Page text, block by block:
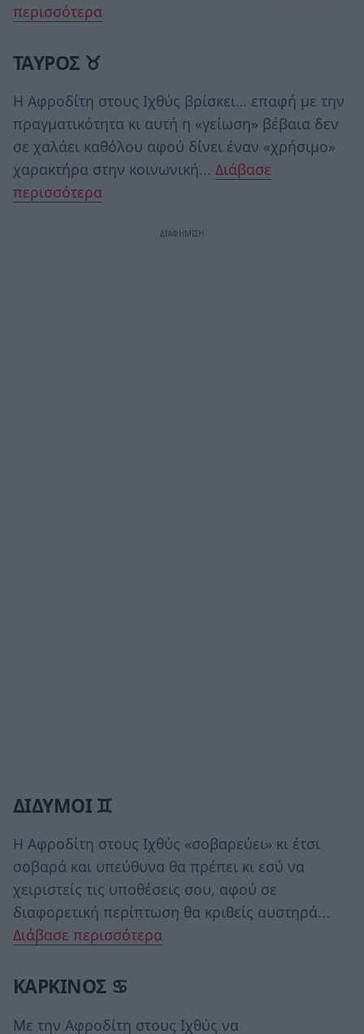
περισσότερα
ΤΑΥΡΟΣ ♉
Η Αφροδίτη στους Ιχθύς βρίσκει… επαφή με την
πραγματικότητα κι αυτή η «γείωση» βέβαια δεν
σε χαλάει καθόλου αφού δίνει έναν «χρήσιμο»
χαρακτήρα στην κοινωνική... Διάβασε
περισσότερα
ΔΙΔΥΜΟΙ ♊
Η Αφροδίτη στους Ιχθύς «σοβαρεύει» κι έτσι
σοβαρά και υπεύθυνα θα πρέπει κι εσύ να
χειριστείς τις υποθέσεις σου, αφού σε
διαφορετική περίπτωση θα κριθείς αυστηρά...
Διάβασε περισσότερα
ΚΑΡΚΙΝΟΣ ♋
Με την Αφροδίτη στους Ιχθύς να